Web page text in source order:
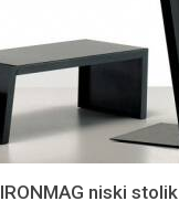
IRONMAG niski stolik